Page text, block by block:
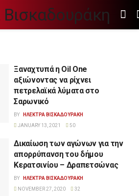
Ξαναχτυπά η Oil One
αξιώνοντας να ρίχνει
πετρελαϊκά λύματα στο
Σαρωνικό
BY
ΗΛΕΚΤΡΑ ΒΙΣΚΑΔΟΥΡΑΚΗ
JANUARY 13, 2021
50
Δικαίωση των αγώνων για την
απορρύπανση του δήμου
Κερατσινίου – Δραπετσώνας
BY
ΗΛΕΚΤΡΑ ΒΙΣΚΑΔΟΥΡΑΚΗ
NOVEMBER 27, 2020
32